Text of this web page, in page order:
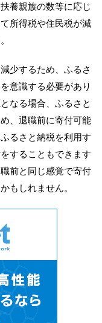
養親族の数等に応じ
所得税や住民税が減
少するため、ふるさ
意識する必要があり
なる場合、ふるさと
、退職前に寄付可能
るさと納税を利用す
することもできます
前と同じ感覚で寄付
もしれません。